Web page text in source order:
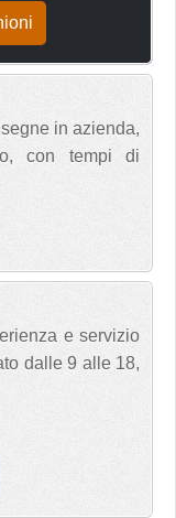
in azienda,
con tempi di
e servizio
dalle 9 alle 18,